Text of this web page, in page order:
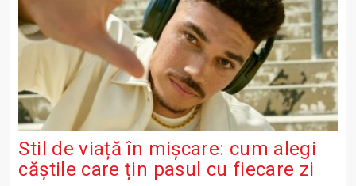
Stil de viață în mișcare: cum alegi
căștile care țin pasul cu fiecare zi